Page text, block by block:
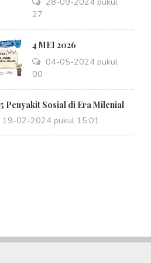
14:27
4 MEI 2026
04-05-2024 pukul
08:00
5 Penyakit Sosial di Era Milenial
19-02-2024 pukul 15:01